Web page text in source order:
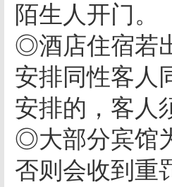
陌生人开门。
◎酒店住宿若
安排同性客人
安排的，客人
◎大部分宾馆
否则会收到重